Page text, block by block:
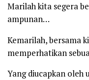
Marilah kita segera
ampunan…
Kemarilah, bersama
memperhatikan
Yang diucapkan oleh